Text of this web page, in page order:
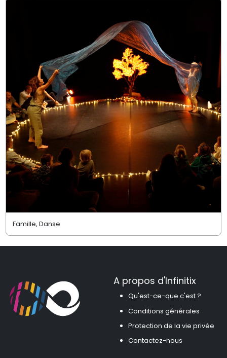
Famille, Danse
A propos d'Infinitix
Qu'est-ce-que c'est ?
Conditions générales
Protection de la vie privée
Contactez-nous